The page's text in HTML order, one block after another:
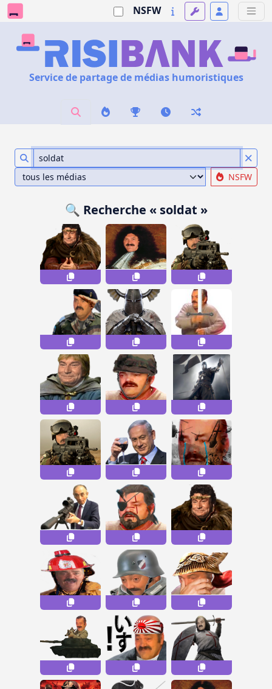
NSFW
Service de partage de médias humoristiques
NSFW
🔍 Recherche « soldat »